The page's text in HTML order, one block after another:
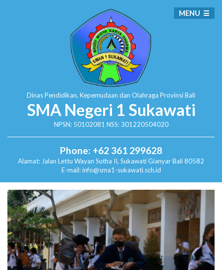
Dinas Pendidikan, Kepemudaan dan Olahraga Provinsi Bali
SMA Negeri 1 Sukawati
NPSN: 50102081 NSS: 301220504020
Phone: +62 361 299628
Alamat: Jalan Lettu Wayan Sutha II, SukawatiGianyar Bali 80582
E-mail: info@sma1-sukawati.sch.id
MENU